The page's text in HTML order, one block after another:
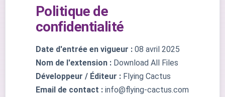
Politique de
confidentialité
Date d'entrée en vigueur : 08 avril 2025
Nom de l'extension : Download All Files
Développeur / Éditeur : Flying Cactus
Email de contact : info@flying-cactus.com